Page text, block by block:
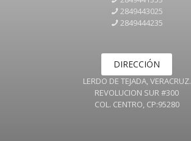
2849443025
2849444235
DIRECCIÓN
LERDO DE TEJADA, VERACRUZ.
REVOLUCION SUR #300
COL. CENTRO, CP:95280